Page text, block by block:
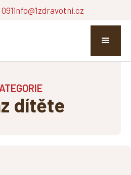
info@1zdravotni.cz
dítěte